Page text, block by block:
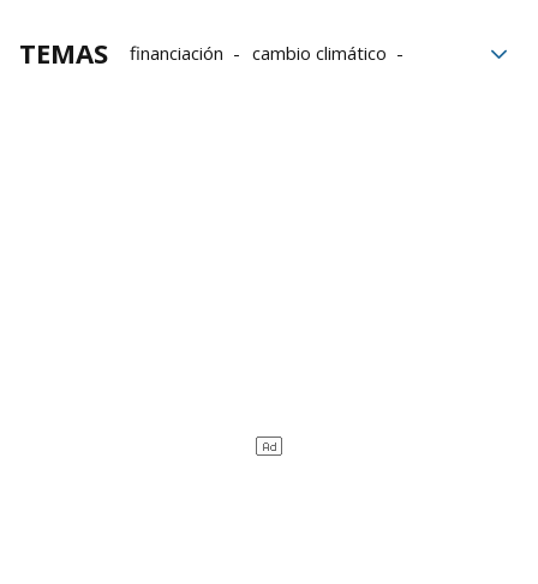
TEMAS financiación
cambio climático